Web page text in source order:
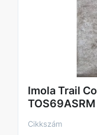
Imola Trail
Cikkszám